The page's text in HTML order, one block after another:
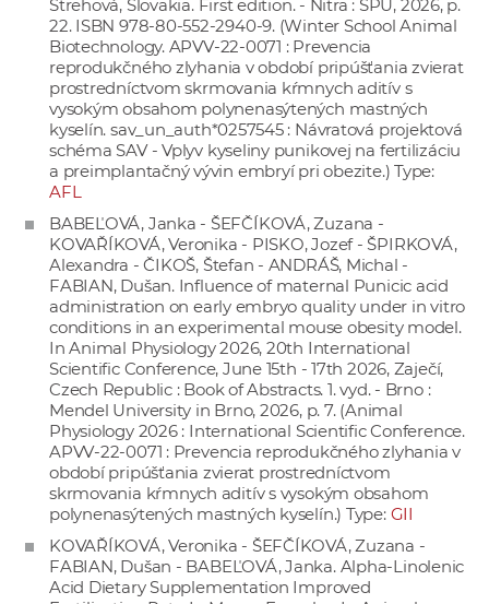
Strehová, Slovakia. First edition. - Nitra : SPU, 2026, p.
22. ISBN 978-80-552-2940-9. (Winter School Animal
Biotechnology. APVV-22-0071 : Prevencia
reprodukčného zlyhania v období pripúšťania zvierat
prostredníctvom skrmovania kŕmnych aditív s
vysokým obsahom polynenasýtených mastných
kyselín. sav_un_auth*0257545 : Návratová projektová
schéma SAV - Vplyv kyseliny punikovej na fertilizáciu
a preimplantačný vývin embryí pri obezite.) Type:
AFL
BABEĽOVÁ, Janka - ŠEFČÍKOVÁ, Zuzana -
KOVAŘÍKOVÁ, Veronika - PISKO, Jozef - ŠPIRKOVÁ,
Alexandra - ČIKOŠ, Štefan - ANDRÁŠ, Michal -
FABIAN, Dušan. Influence of maternal Punicic acid
administration on early embryo quality under in vitro
conditions in an experimental mouse obesity model.
In Animal Physiology 2026, 20th International
Scientific Conference, June 15th - 17th 2026, Zaječí,
Czech Republic : Book of Abstracts. 1. vyd. - Brno :
Mendel University in Brno, 2026, p. 7. (Animal
Physiology 2026 : International Scientific Conference.
APVV-22-0071 : Prevencia reprodukčného zlyhania v
období pripúšťania zvierat prostredníctvom
skrmovania kŕmnych aditív s vysokým obsahom
polynenasýtených mastných kyselín.) Type: GII
KOVAŘÍKOVÁ, Veronika - ŠEFČÍKOVÁ, Zuzana -
FABIAN, Dušan - BABEĽOVÁ, Janka. Alpha-Linolenic
Acid Dietary Supplementation Improved